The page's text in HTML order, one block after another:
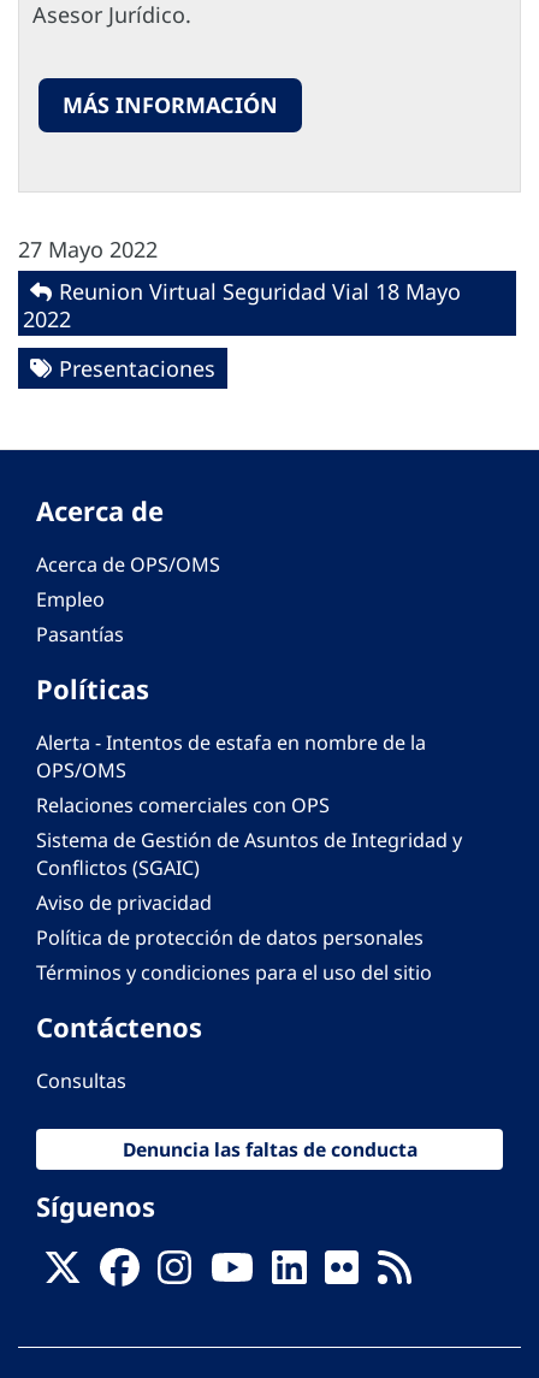
Asesor Jurídico.
MÁS INFORMACIÓN
27 Mayo 2022
Reunion Virtual Seguridad Vial 18 Mayo
2022
Presentaciones
Acerca de
Acerca de OPS/OMS
Empleo
Pasantías
Políticas
Alerta - Intentos de estafa en nombre de la
OPS/OMS
Relaciones comerciales con OPS
Sistema de Gestión de Asuntos de Integridad y
Conflictos (SGAIC)
Aviso de privacidad
Política de protección de datos personales
Términos y condiciones para el uso del sitio
Contáctenos
Consultas
Denuncia las faltas de conducta
Síguenos